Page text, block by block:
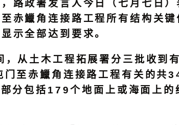
政署发言人今日（七月七日）
赤鱲角连接路工程所有结构关
示全部达到要求。
土木工程拓展署分三批收到
至赤鱲角连接路工程有关的共
分包括179个地面上或海面上